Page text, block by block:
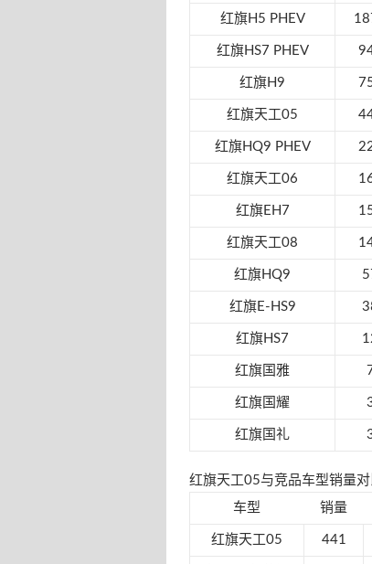
红旗H5 PHEV
红旗HS7 PHEV
红旗H9
红旗天工05
红旗HQ9 PHEV
红旗天工06
红旗EH7
红旗天工08
红旗HQ9
红旗E-HS9
红旗HS7
红旗国雅
红旗国耀
红旗国礼
红旗天工05与竞品车型销量
车型
销量
红旗天工05 441